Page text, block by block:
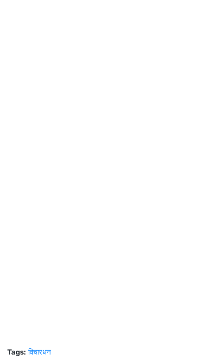
Tags: विचारधन